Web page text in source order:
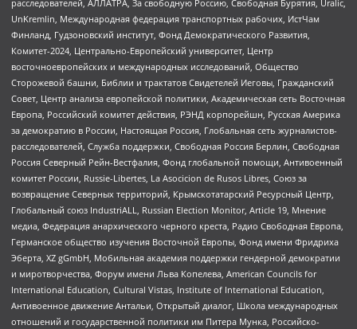
расследователей, АЛЛАТРА, За свободную Россию, Свободная Бурятия, Uralic,
UnKremlin, Международная федерация транспортных рабочих, ИстЧам
Финланд, Гудзоновский институт, Фонд Демократического Развития,
Комитет-2024, Центрально-Европейский университет, Центр
восточноевропейских и международных исследований, Общество
Сторожевой башни, Библии и трактатов Свидетелей Иеговы, Гражданский
Совет, Центр анализа европейской политики, Академическая сеть Восточная
Европа, Российский комитет действия, РЭНД корпорейшн, Русская Америка
за демократию в России, Настоящая Россия, Глобальная сеть журналистов-
расследователей, Служба поддержки, Свободная Россия Берлин, Свободная
Россия Северный Рейн-Вестфалия, Фонд глобальной помощи, Антивоенный
комитет России, Russie-Libertes, La Asocicion de Rusos Libres, Союз за
возвращение Северных территорий, Крымскотатарский Ресурсный Центр,
Глобальный союз IndustriALL, Russian Election Monitor, Article 19, Мнение
медиа, Федерация анархического черного креста, Радио Свободная Европа,
Германское общество изучения Восточной Европы, Фонд имени Фридриха
Эберта, XZ gGmbH, Мобильная академия поддержки гендерной демократии
и миротворчества, Форум имени Льва Копелева, American Councils for
International Education, Cultural Vistas, Institute of International Education,
Антивоенное движение Антальи, Открытый диалог, Школа международных
отношений и государственной политики им Питера Мунка, Российско-